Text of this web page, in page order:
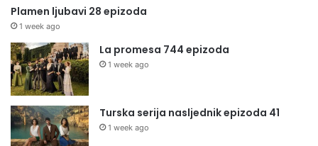
Plamen ljubavi 28 epizoda
1 week ago
La promesa 744 epizoda
1 week ago
Turska serija nasljednik epizoda 41
1 week ago